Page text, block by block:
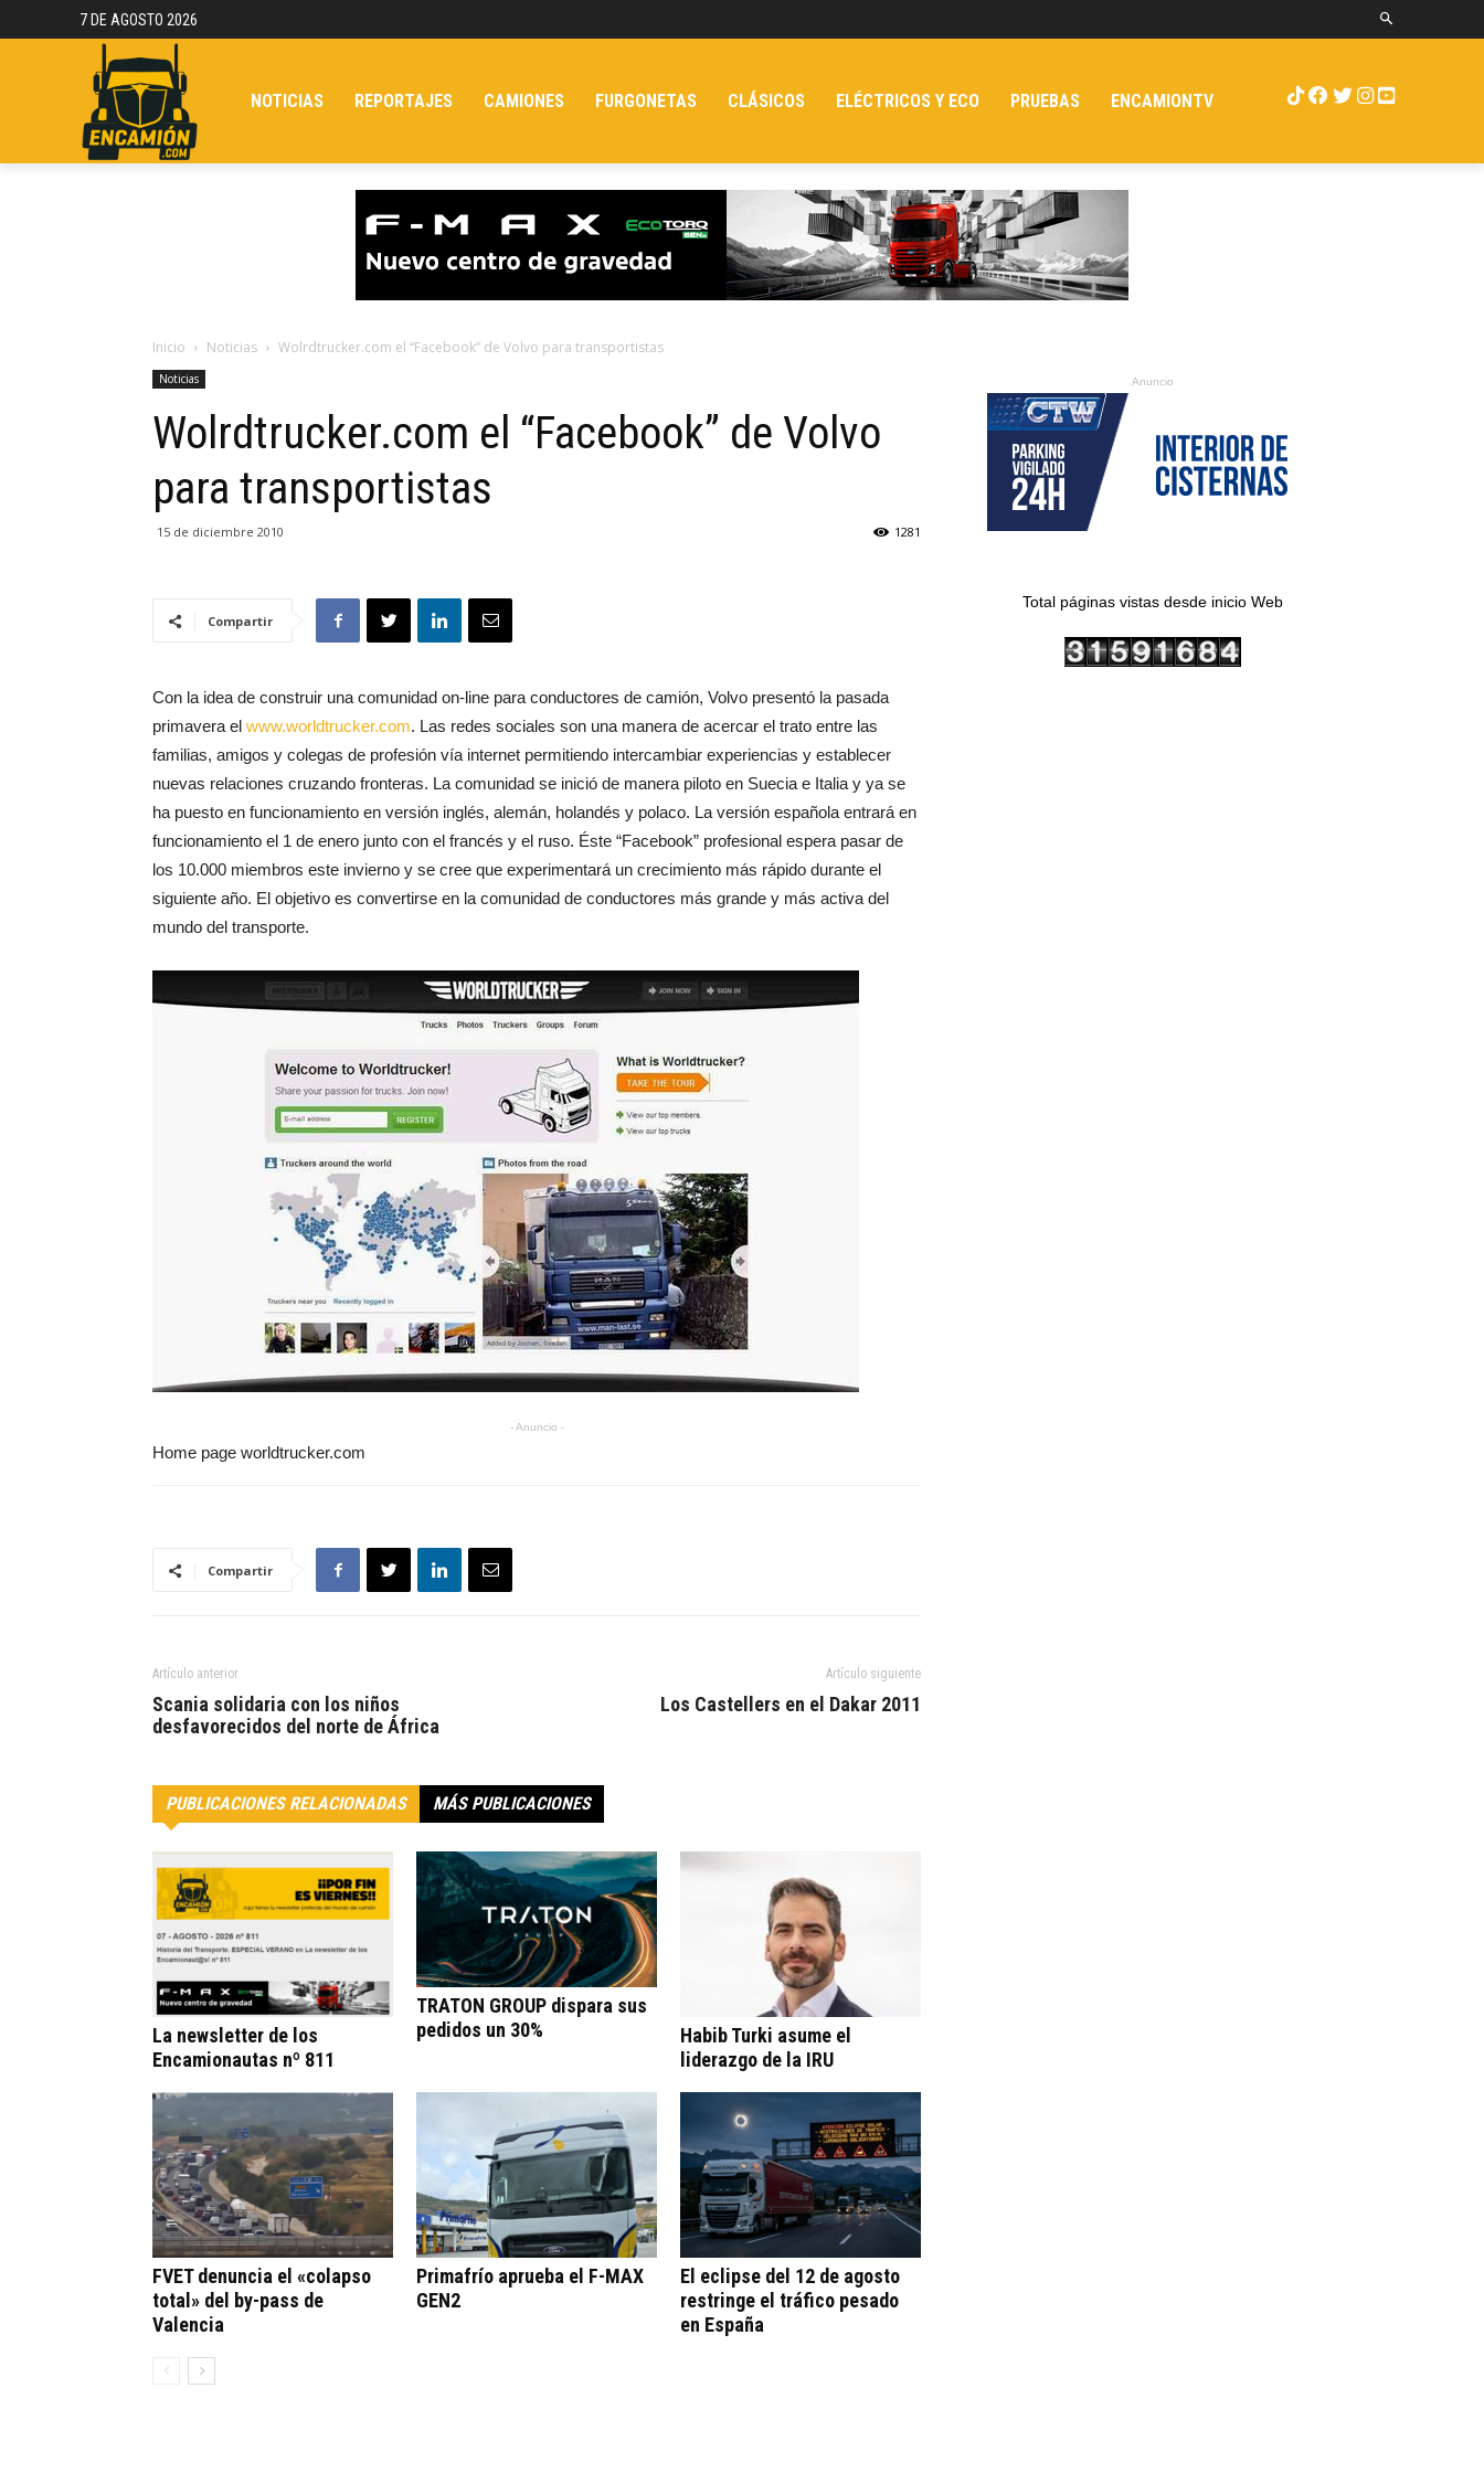
7 DE AGOSTO 2026
NOTICIAS REPORTAJES CAMIONES FURGONETAS CLÁSICOS ELÉCTRICOS Y ECO PRUEBAS ENCAMIONTV
Inicio Noticias Wolrdtrucker.com el “Facebook” de Volvo para transportistas
Noticias
Wolrdtrucker.com el “Facebook” de Volvo
para transportistas
15 de diciembre 2010 1281
Compartir
Con la idea de construir una comunidad on-line para conductores de camión, Volvo presentó la pasada
primavera el www.worldtrucker.com. Las redes sociales son una manera de acercar el trato entre las
familias, amigos y colegas de profesión vía internet permitiendo intercambiar experiencias y establecer
nuevas relaciones cruzando fronteras. La comunidad se inició de manera piloto en Suecia e Italia y ya se
ha puesto en funcionamiento en versión inglés, alemán, holandés y polaco. La versión española entrará en
funcionamiento el 1 de enero junto con el francés y el ruso. Éste “Facebook” profesional espera pasar de
los 10.000 miembros este invierno y se cree que experimentará un crecimiento más rápido durante el
siguiente año. El objetivo es convertirse en la comunidad de conductores más grande y más activa del
mundo del transporte.
- Anuncio -
Home page worldtrucker.com
Compartir
Artículo anterior
Scania solidaria con los niños
desfavorecidos del norte de África
Artículo siguiente
Los Castellers en el Dakar 2011
PUBLICACIONES RELACIONADAS MÁS PUBLICACIONES
La newsletter de los
Encamionautas nº 811
TRATON GROUP dispara sus
pedidos un 30%
Habib Turki asume el
liderazgo de la IRU
FVET denuncia el «colapso
total» del by-pass de
Valencia
Primafrío aprueba el F-MAX
GEN2
El eclipse del 12 de agosto
restringe el tráfico pesado
en España
Anuncio
Total páginas vistas desde inicio Web